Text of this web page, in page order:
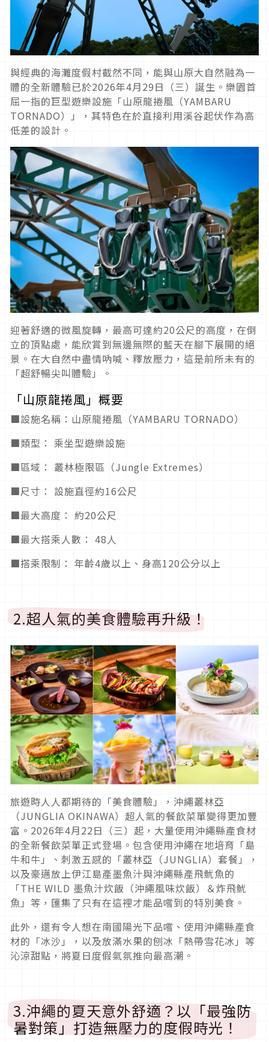
與經典的海灘度假村截然不同，能與山原大自然融為一
體的全新體驗已於2026年4月29日（三）誕生。樂園首
屈一指的巨型遊樂設施「山原龍捲風（YAMBARU
TORNADO）」，其特色在於直接利用溪谷起伏作為高
低差的設計。
迎著舒適的微風旋轉，最高可達約20公尺的高度，在倒
立的頂點處，能欣賞到無邊無際的藍天在腳下展開的絕
景。在大自然中盡情吶喊、釋放壓力，這是前所未有的
「超舒暢尖叫體驗」。
「山原龍捲風」概要
■設施名稱：山原龍捲風（YAMBARU TORNADO）
■類型： 乘坐型遊樂設施
■區域： 叢林極限區（Jungle Extremes）
■尺寸： 設施直徑約16公尺
■最大高度： 約20公尺
■最大搭乘人數： 48人
■搭乘限制： 年齡4歲以上、身高120公分以上
2.超人氣的美食體驗再升級！
旅遊時人人都期待的「美食體驗」，沖繩叢林亞
（JUNGLIA OKINAWA）超人氣的餐飲菜單變得更加豐
富。2026年4月22日（三）起，大量使用沖繩縣產食材
的全新餐飲菜單正式登場。包含使用沖繩在地培育「島
牛和牛」、刺激五感的「叢林亞（JUNGLIA）套餐」，
以及豪邁放上伊江島產墨魚汁與沖繩縣產飛魷魚的
「THE WILD 墨魚汁炊飯（沖繩風味炊飯）＆炸飛魷
魚」等，匯集了只有在這裡才能品嚐到的特別美食。
此外，還有令人想在南國陽光下品嚐、使用沖繩縣產食
材的「冰沙」，以及放滿水果的刨冰「熱帶雪花冰」等
沁涼甜點，將夏日度假氣氛推向最高潮。
3.沖繩的夏天意外舒適？以「最強防
暑對策」打造無壓力的度假時光！